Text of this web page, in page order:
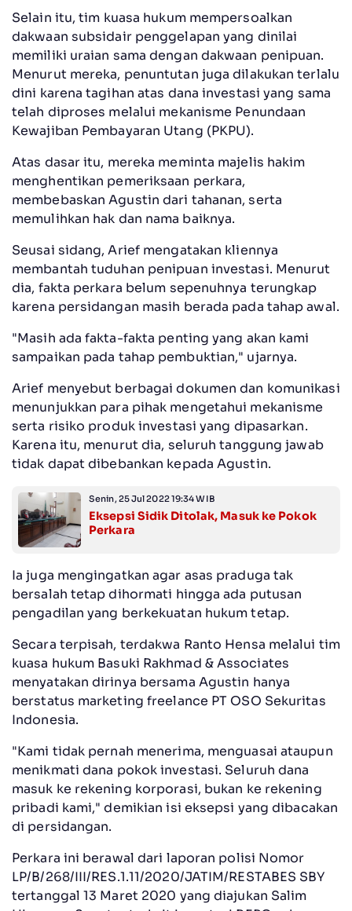
Selain itu, tim kuasa hukum mempersoalkan
dakwaan subsidair penggelapan yang dinilai
memiliki uraian sama dengan dakwaan penipuan.
Menurut mereka, penuntutan juga dilakukan terlalu
dini karena tagihan atas dana investasi yang sama
telah diproses melalui mekanisme Penundaan
Kewajiban Pembayaran Utang (PKPU).
Atas dasar itu, mereka meminta majelis hakim
menghentikan pemeriksaan perkara,
membebaskan Agustin dari tahanan, serta
memulihkan hak dan nama baiknya.
Seusai sidang, Arief mengatakan kliennya
membantah tuduhan penipuan investasi. Menurut
dia, fakta perkara belum sepenuhnya terungkap
karena persidangan masih berada pada tahap awal.
"Masih ada fakta-fakta penting yang akan kami
sampaikan pada tahap pembuktian," ujarnya.
Arief menyebut berbagai dokumen dan komunikasi
menunjukkan para pihak mengetahui mekanisme
serta risiko produk investasi yang dipasarkan.
Karena itu, menurut dia, seluruh tanggung jawab
tidak dapat dibebankan kepada Agustin.
Senin, 25 Jul 2022 19:34 WIB
Eksepsi Sidik Ditolak, Masuk ke Pokok
Perkara
Ia juga mengingatkan agar asas praduga tak
bersalah tetap dihormati hingga ada putusan
pengadilan yang berkekuatan hukum tetap.
Secara terpisah, terdakwa Ranto Hensa melalui tim
kuasa hukum Basuki Rakhmad & Associates
menyatakan dirinya bersama Agustin hanya
berstatus marketing freelance PT OSO Sekuritas
Indonesia.
"Kami tidak pernah menerima, menguasai ataupun
menikmati dana pokok investasi. Seluruh dana
masuk ke rekening korporasi, bukan ke rekening
pribadi kami," demikian isi eksepsi yang dibacakan
di persidangan.
Perkara ini berawal dari laporan polisi Nomor
LP/B/268/III/RES.1.11/2020/JATIM/RESTABES SBY
tertanggal 13 Maret 2020 yang diajukan Salim